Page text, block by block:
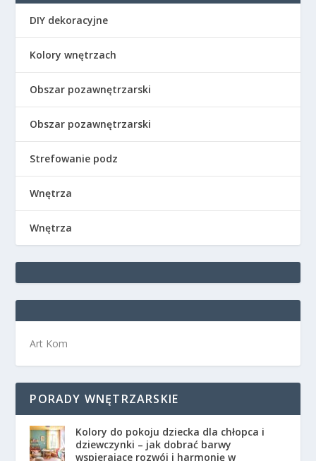
DIY dekoracyjne
Kolory wnętrzach
Obszar pozawnętrzarski
Obszar pozawnętrzarski
Strefowanie podz
Wnętrza
Wnętrza
Art Kom
PORADY WNĘTRZARSKIE
Kolory do pokoju dziecka dla chłopca i
dziewczynki – jak dobrać barwy
wspierające rozwój i harmonię w